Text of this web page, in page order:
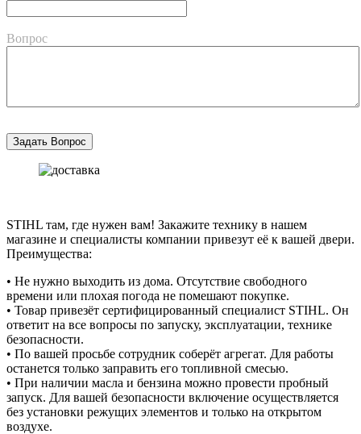
Вопрос
STIHL там, где нужен вам! Закажите технику в нашем
магазине и специалисты компании привезут её к вашей двери.
Преимущества:
• Не нужно выходить из дома. Отсутствие свободного
времени или плохая погода не помешают покупке.
• Товар привезёт сертифицированный специалист STIHL. Он
ответит на все вопросы по запуску, эксплуатации, технике
безопасности.
• По вашей просьбе сотрудник соберёт агрегат. Для работы
останется только заправить его топливной смесью.
• При наличии масла и бензина можно провести пробный
запуск. Для вашей безопасности включение осуществляется
без установки режущих элементов и только на открытом
воздухе.